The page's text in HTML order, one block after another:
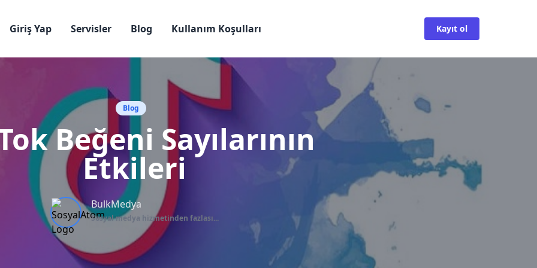
Giriş Yap Servisler Blog Kullanım Koşulları Kayıt ol
Blog
Beğeni Sayılarının
Etkileri
BulkMedya
Sosyal medya hizmetinden fazlası...